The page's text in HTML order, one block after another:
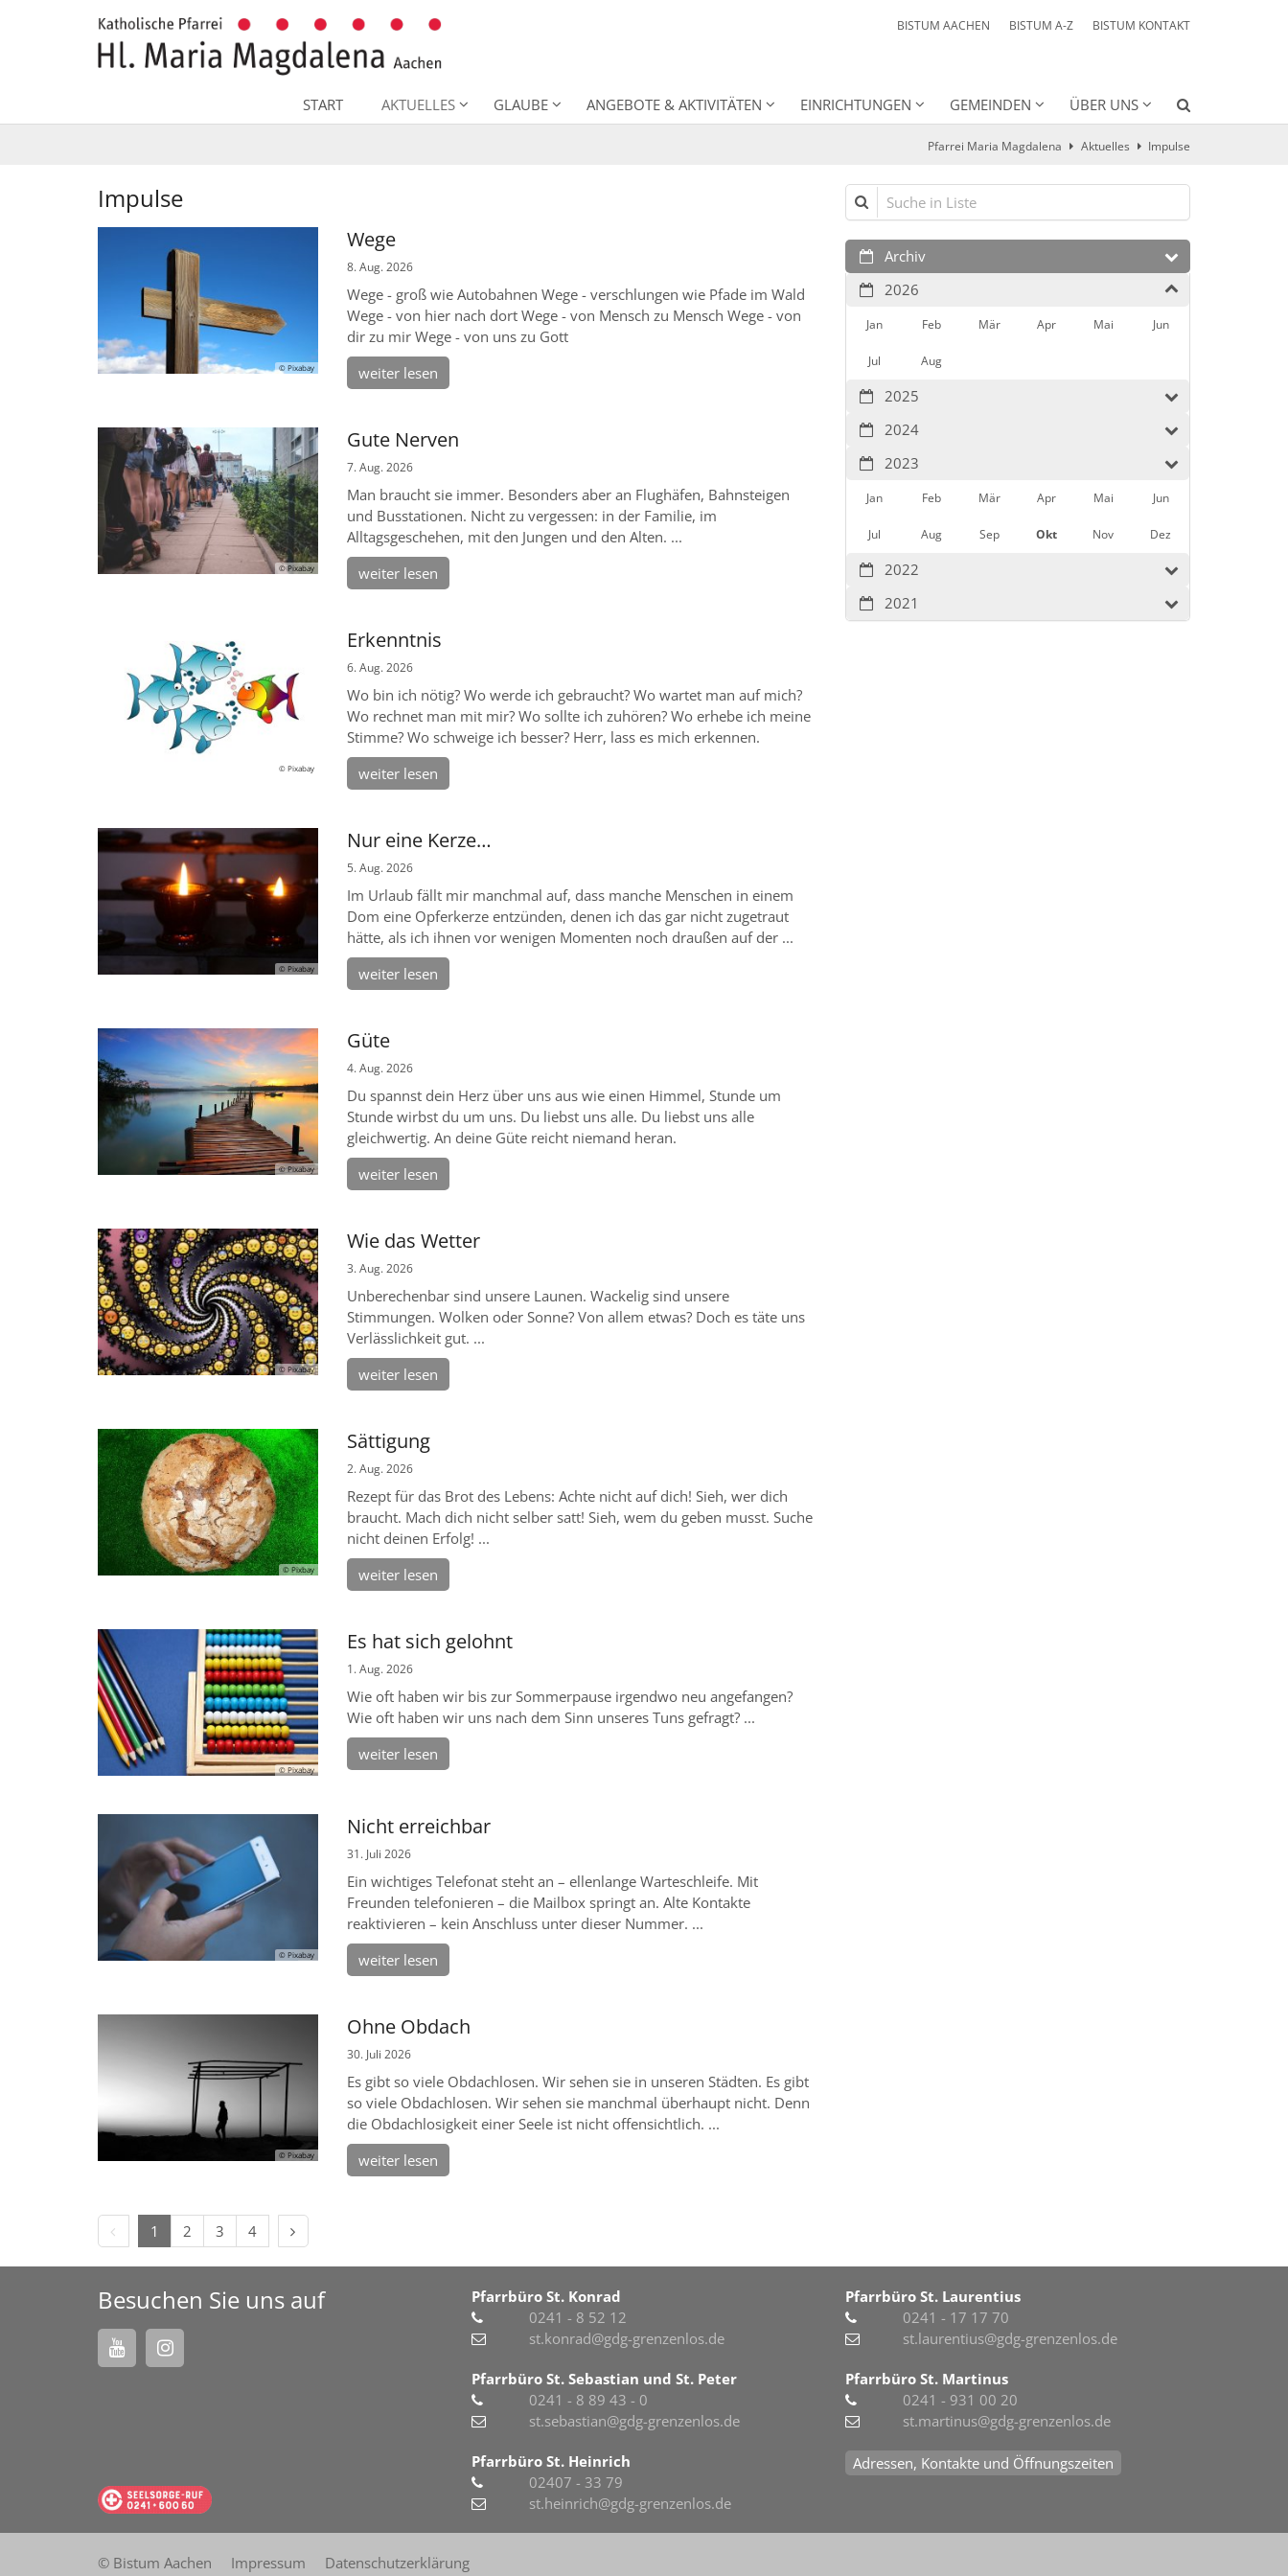
BISTUM AACHEN BISTUM A-Z BISTUM KONTAKT
START AKTUELLES GLAUBE ANGEBOTE & AKTIVITÄTEN EINRICHTUNGEN GEMEINDEN ÜBER UNS
Pfarrei Maria Magdalena Aktuelles Impulse
Impulse
© Pixabay
Wege
8. Aug. 2026
Wege - groß wie Autobahnen Wege - verschlungen wie Pfade im Wald
Wege - von hier nach dort Wege - von Mensch zu Mensch Wege - von
dir zu mir Wege - von uns zu Gott
weiter lesen
© Pixabay
Gute Nerven
7. Aug. 2026
Man braucht sie immer. Besonders aber an Flughäfen, Bahnsteigen
und Busstationen. Nicht zu vergessen: in der Familie, im
Alltagsgeschehen, mit den Jungen und den Alten. ...
weiter lesen
© Pixabay
Erkenntnis
6. Aug. 2026
Wo bin ich nötig? Wo werde ich gebraucht? Wo wartet man auf mich?
Wo rechnet man mit mir? Wo sollte ich zuhören? Wo erhebe ich meine
Stimme? Wo schweige ich besser? Herr, lass es mich erkennen.
weiter lesen
© Pixabay
Nur eine Kerze…
5. Aug. 2026
Im Urlaub fällt mir manchmal auf, dass manche Menschen in einem
Dom eine Opferkerze entzünden, denen ich das gar nicht zugetraut
hätte, als ich ihnen vor wenigen Momenten noch draußen auf der ...
weiter lesen
© Pixabay
Güte
4. Aug. 2026
Du spannst dein Herz über uns aus wie einen Himmel, Stunde um
Stunde wirbst du um uns. Du liebst uns alle. Du liebst uns alle
gleichwertig. An deine Güte reicht niemand heran.
weiter lesen
© Pixabay
Wie das Wetter
3. Aug. 2026
Unberechenbar sind unsere Launen. Wackelig sind unsere
Stimmungen. Wolken oder Sonne? Von allem etwas? Doch es täte uns
Verlässlichkeit gut. ...
weiter lesen
© Pixbay
Sättigung
2. Aug. 2026
Rezept für das Brot des Lebens: Achte nicht auf dich! Sieh, wer dich
braucht. Mach dich nicht selber satt! Sieh, wem du geben musst. Suche
nicht deinen Erfolg! ...
weiter lesen
© Pixabay
Es hat sich gelohnt
1. Aug. 2026
Wie oft haben wir bis zur Sommerpause irgendwo neu angefangen?
Wie oft haben wir uns nach dem Sinn unseres Tuns gefragt? ...
weiter lesen
© Pixabay
Nicht erreichbar
31. Juli 2026
Ein wichtiges Telefonat steht an – ellenlange Warteschleife. Mit
Freunden telefonieren – die Mailbox springt an. Alte Kontakte
reaktivieren – kein Anschluss unter dieser Nummer. ...
weiter lesen
© Pixabay
Ohne Obdach
30. Juli 2026
Es gibt so viele Obdachlosen. Wir sehen sie in unseren Städten. Es gibt
so viele Obdachlosen. Wir sehen sie manchmal überhaupt nicht. Denn
die Obdachlosigkeit einer Seele ist nicht offensichtlich. ...
weiter lesen
Vorherige Seite
1 2 3 4 Nächste Seite
Suche in Liste
Archiv
2026
Jan Feb Mär Apr Mai Jun
Jul Aug
2025
2024
2023
Jan Feb Mär Apr Mai Jun
Jul Aug Sep Okt Nov Dez
2022
2021
Besuchen Sie uns auf
Pfarrbüro St. Konrad
0241 - 8 52 12
st.konrad@gdg-grenzenlos.de
Pfarrbüro St. Sebastian und St. Peter
0241 - 8 89 43 - 0
st.sebastian@gdg-grenzenlos.de
Pfarrbüro St. Heinrich
02407 - 33 79
st.heinrich@gdg-grenzenlos.de
Pfarrbüro St. Laurentius
0241 - 17 17 70
st.laurentius@gdg-grenzenlos.de
Pfarrbüro St. Martinus
0241 - 931 00 20
st.martinus@gdg-grenzenlos.de
Adressen, Kontakte und Öffnungszeiten
© Bistum Aachen Impressum Datenschutzerklärung